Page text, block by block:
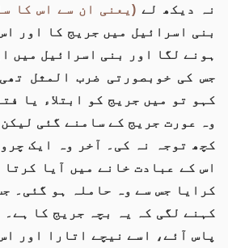
نہ دیکھ لے (یعنی ان سے اس کا
بنی اسرائیل میں جریج کا اور
ہونے لگا اور بنی اسرائیل میں
جس کی خوبصورتی ضرب المثل
کہو تو میں جریج کو ابتلاء یا
وہ عورت جریج کے سامنے گئی
کچھ توجہ نہ کی۔ آخر وہ ایک
اس کے عبادت خانے میں آیا
کرایا جس سے وہ حاملہ ہو گئی۔
کہنے لگی کہ یہ بچہ جریج کا ہے۔
پاس آئے، اسے نیچے اتارا اور